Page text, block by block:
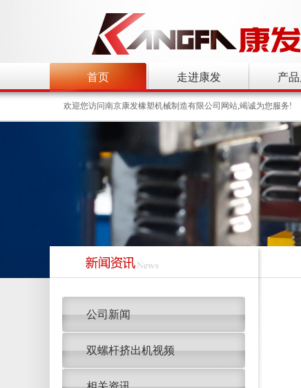
首页
欢迎您访问南京康发橡塑机械制造有限公司网站,竭诚为您服务!
走进康发 产
公司新闻
双螺杆挤出机视频